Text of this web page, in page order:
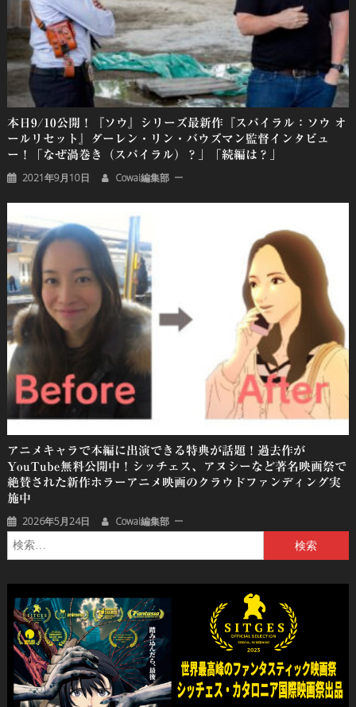
本日9/10公開！『ソウ』シリーズ最新作『スパイラル：ソウ オ
ールリセット』ダーレン・リン・バウズマン監督インタビュ
ー！「なぜ渦巻き（スパイラル）？」「続編は？」
2021年9月10日 Cowai編集部
アニメキャラで本編に出演できる特典が話題！過去作が
YouTube無料公開中！シッチェス、アヌシーなど著名映画祭で
絶賛された新作ホラーアニメ映画のクラウドファンディング実
施中
2026年5月24日 Cowai編集部
索: